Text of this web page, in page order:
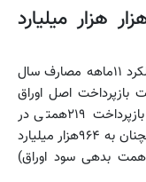
هزار میلیارد
براساس گزارش دیوان محاسبات از پایش عملکرد ۱۱ماهه مصارف سال
بابت بازپرداخت اصل اوراق
مالی اسلامی پرداخت شده‌ است. با وجود بازپرداخت ۲۱۹همتی در
سال‌جاری، میزان انباشت بدهی این اوراق همچنان به ۹۶۴هزار میلیارد
تومان (شامل ۷۹۰همت اصل بدهی و ۱۷۴همت بدهی سود اوراق)